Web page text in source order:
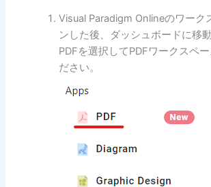
Visual Paradigm Onlineのワーク
ンした後、ダッシュボードに移
PDFを選択してPDFワークスペ
ださい。